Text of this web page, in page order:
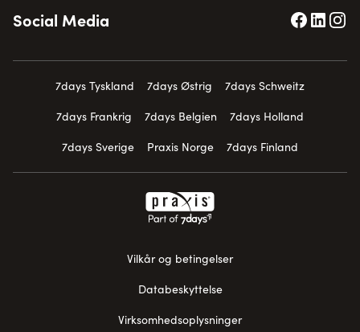
Social Media
7days Tyskland 7days Østrig
7days Schweitz
7days Frankrig
7days Belgien
7days Holland
7days Sverige
Praxis Norge 7days Finland
Vilkår og betingelser
Databeskyttelse
Virksomhedsoplysninger